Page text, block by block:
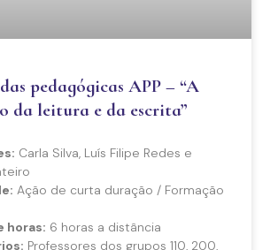
pedagógicas APP – “A
da leitura e da escrita”
Carla Silva, Luís Filipe Redes e
Ação de curta duração / Formação
horas: 6 horas a distância
Professores dos grupos 110, 200,